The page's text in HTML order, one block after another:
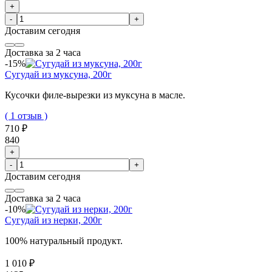
+
-
+
Доставим сегодня
Доставка за 2 часа
-15%
Сугудай из муксуна, 200г
Кусочки филе-вырезки из муксуна в масле.
( 1 отзыв )
710 ₽
840
+
-
+
Доставим сегодня
Доставка за 2 часа
-10%
Сугудай из нерки, 200г
100% натуральный продукт.
1 010 ₽